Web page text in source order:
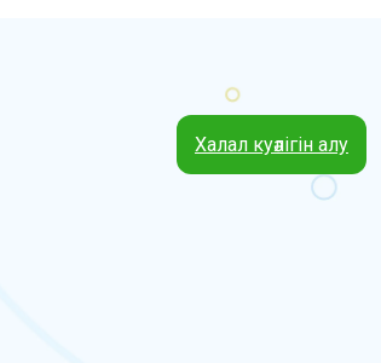
Халал куәлігін алу